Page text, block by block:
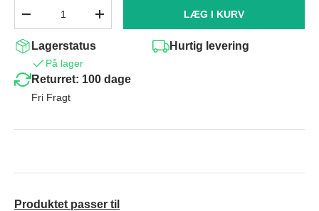
-
+ LÆG I KURV
Lagerstatus
På lager
Hurtig levering
Returret: 100 dage
Fri Fragt
Produktet passer til